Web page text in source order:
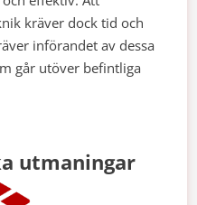
kräver dock tid och
införandet av dessa
går utöver befintliga
utmaningar